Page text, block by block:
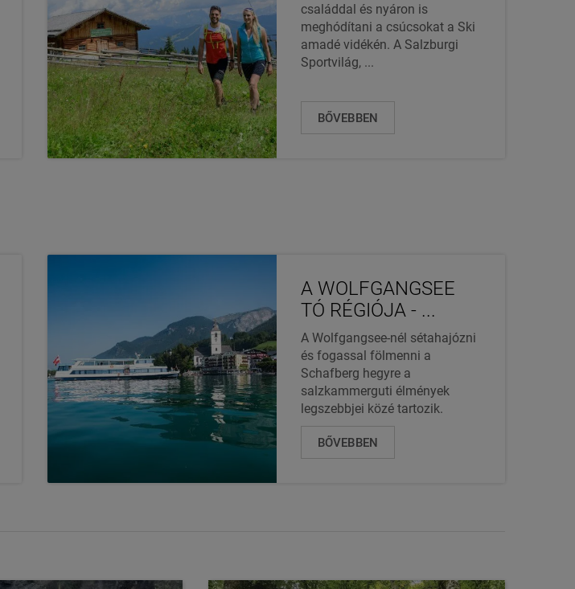
családdal és nyáron is
meghódítani a csúcsokat a Ski
amadé vidékén. A Salzburgi
Sportvilág, ...
BŐVEBBEN
A WOLFGANGSEE
TÓ RÉGIÓJA - ...
A Wolfgangsee-nél sétahajózni
és fogassal fölmenni a
Schafberg hegyre a
salzkammerguti élmények
legszebbjei közé tartozik.
BŐVEBBEN